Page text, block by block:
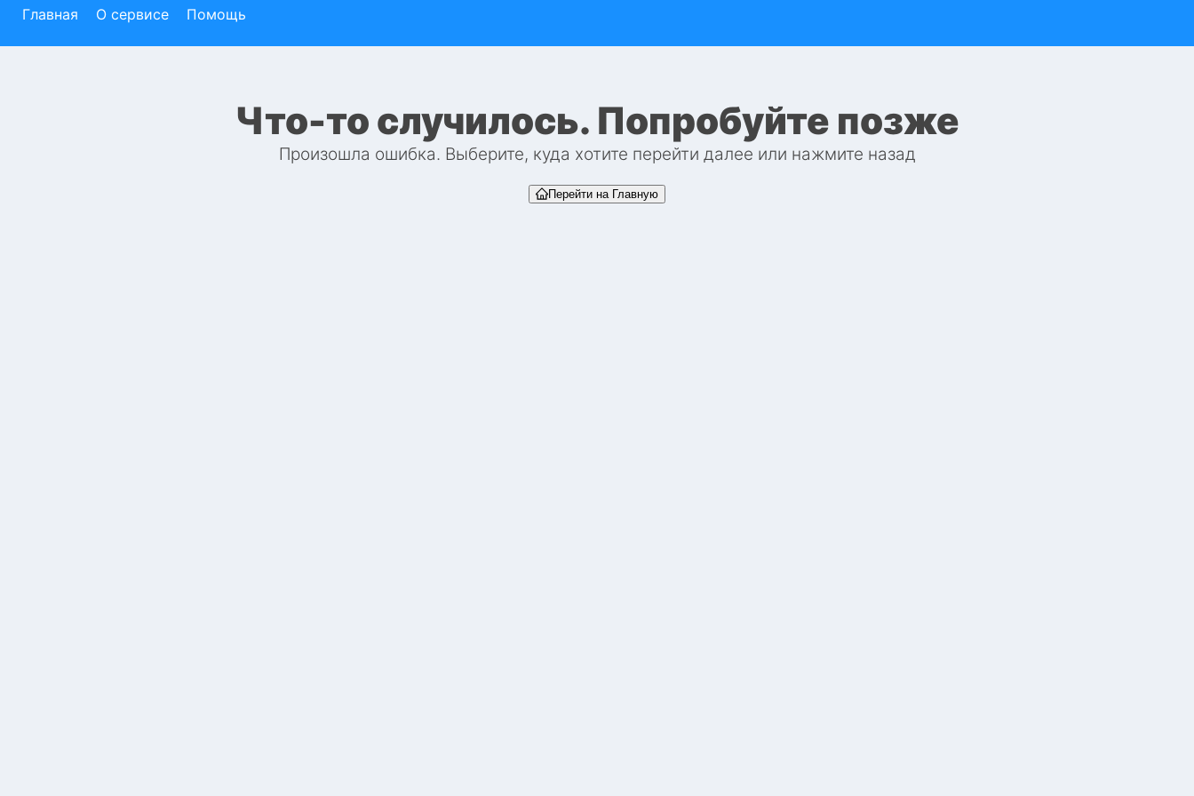
Главная О сервисе Помощь
Что-то случилось. Попробуйте позже
Произошла ошибка. Выберите, куда хотите перейти далее или нажмите назад
Перейти на Главную